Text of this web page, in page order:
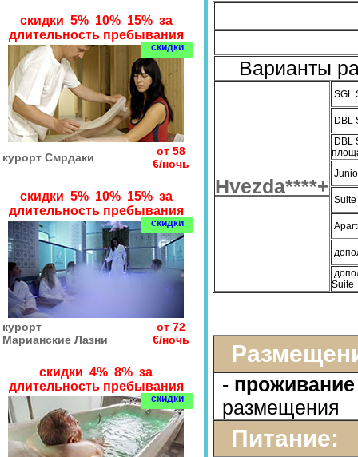
скидки 5% 10% 15% за
длительность пребывания
скидки
курорт Смрдаки
от 58
€/ночь
скидки 5% 10% 15% за
длительность пребывания
скидки
курорт
Марианские Лазни
от 72
€/ночь
скидки 4% 8% за
длительность пребывания
скидки
Варианты
Hvezda****+
SGL
DBL
DBL
Suite
Suite
- проживание
размещения
Питание: